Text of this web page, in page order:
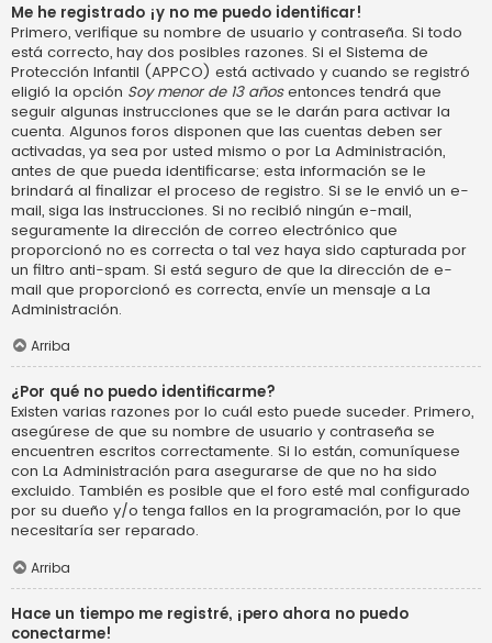
Me he registrado ¡y no me puedo identificar!
Primero, verifique su nombre de usuario y contraseña. Si todo
está correcto, hay dos posibles razones. Si el Sistema de
Protección Infantil (APPCO) está activado y cuando se registró
eligió la opción Soy menor de 13 añosentonces tendrá que
seguir algunas instrucciones que se le darán para activar la
cuenta. Algunos foros disponen que las cuentas deben ser
activadas, ya sea por usted mismo o por La Administración,
antes de que pueda identificarse; esta información se le
brindará al finalizar el proceso de registro. Si se le envió un e-
mail, siga las instrucciones. Si no recibió ningún e-mail,
seguramente la dirección de correo electrónico que
proporcionó no es correcta o tal vez haya sido capturada por
un filtro anti-spam. Si está seguro de que la dirección de e-
mail que proporcionó es correcta, envíe un mensaje a La
Administración.
Arriba
¿Por qué no puedo identificarme?
Existen varias razones por lo cuál esto puede suceder. Primero,
asegúrese de que su nombre de usuario y contraseña se
encuentren escritos correctamente. Si lo están, comuníquese
con La Administración para asegurarse de que no ha sido
excluido. También es posible que el foro esté mal configurado
por su dueño y/o tenga fallos en la programación, por lo que
necesitaría ser reparado.
Arriba
Hace un tiempo me registré, ¡pero ahora no puedo
conectarme!